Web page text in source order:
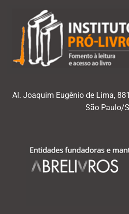
Al. Joaquim Eugênio de Lima,
São Paulo/